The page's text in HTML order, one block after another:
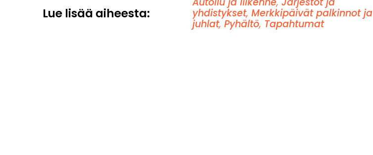
Lue lisää aiheesta:
yhdistykset, Merkkipäivät palkinnot ja
juhlat, Pyhältö, Tapahtumat